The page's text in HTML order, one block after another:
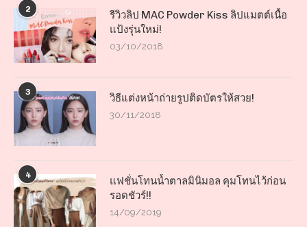
2
รีวิวลิป MAC Powder Kiss ลิปแมตต์เนื้อ
แป้งรุ่นใหม่!
03/10/2018
3 วิธีแต่งหน้าถ่ายรูปติดบัตรให้สวย!
30/11/2018
4
แฟชั่นโทนน้ำตาลมินิมอล คุมโทนไว้ก่อน
รอดชัวร์!!
14/09/2019